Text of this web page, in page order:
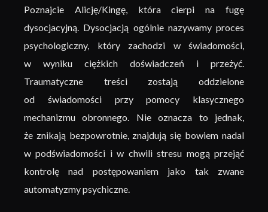
Poznajcie Alicję/Kingę, która cierpi na fugę
dysocjacyjną. Dysocjacją ogólnie nazywamy proces
psychologiczny, który zachodzi w świadomości,
w wyniku ciężkich doświadczeń i przeżyć.
Traumatyczne treści zostają oddzielone
od świadomości przy pomocy klasycznego
mechanizmu obronnego. Nie oznacza to jednak,
że znikają bezpowrotnie, znajdują się bowiem nadal
w podświadomości i w chwili stresu mogą przejąć
kontrolę nad postępowaniem jako tak zwane
automatyzmy psychiczne.